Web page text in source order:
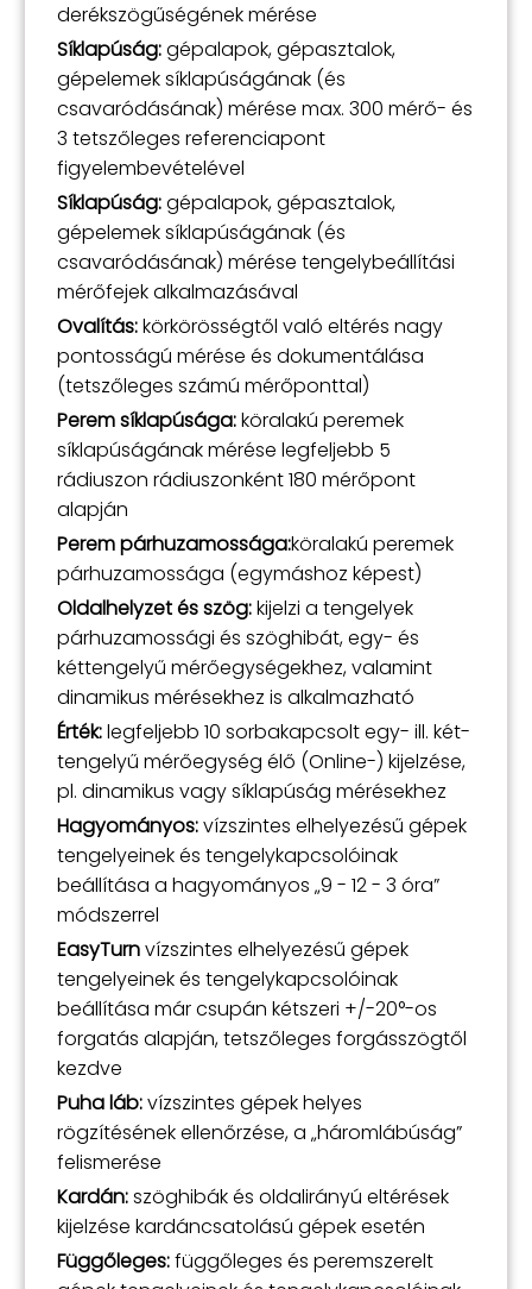
derékszögűségének mérése
Síklapúság:gépalapok, gépasztalok,
gépelemek síklapúságának (és
csavaródásának) mérése max. 300 mérő- és
3 tetszőleges referenciapont
figyelembevételével
Síklapúság:gépalapok, gépasztalok,
gépelemek síklapúságának (és
csavaródásának) mérése tengelybeállítási
mérőfejek alkalmazásával
Ovalítás:körkörösségtől való eltérés nagy
pontosságú mérése és dokumentálása
(tetszőleges számú mérőponttal)
Perem síklapúsága:köralakú peremek
síklapúságának mérése legfeljebb 5
rádiuszon rádiuszonként 180 mérőpont
alapján
Perem párhuzamossága:köralakú peremek
párhuzamossága (egymáshoz képest)
Oldalhelyzet és szög:kijelzi a tengelyek
párhuzamossági és szöghibát, egy- és
kéttengelyű mérőegységekhez, valamint
dinamikus mérésekhez is alkalmazható
Érték:legfeljebb 10 sorbakapcsolt egy- ill. két-
tengelyű mérőegység élő (Online-) kijelzése,
pl. dinamikus vagy síklapúság mérésekhez
Hagyományos:vízszintes elhelyezésű gépek
tengelyeinek és tengelykapcsolóinak
beállítása a hagyományos „9 - 12 - 3 óra”
módszerrel
EasyTurnvízszintes elhelyezésű gépek
tengelyeinek és tengelykapcsolóinak
beállítása már csupán kétszeri +/-20°-os
forgatás alapján, tetszőleges forgásszögtől
kezdve
Puha láb:vízszintes gépek helyes
rögzítésének ellenőrzése, a „háromlábúság”
felismerése
Kardán:szöghibák és oldalirányú eltérések
kijelzése kardáncsatolású gépek esetén
Függőleges:függőleges és peremszerelt